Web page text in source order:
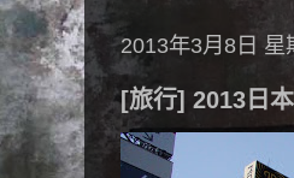
2013年3月8日 星
[旅行] 2013日